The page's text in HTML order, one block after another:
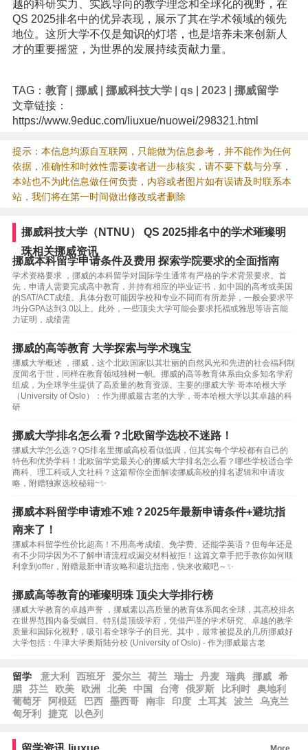
越的科研实力、实践导向的教学理念和全球化的视野，在
QS 2025排名中的优异表现，展示了其在学术领域的领先
地位。这所大学不仅是知识的灯塔，也是培养未来创新人
才的重要摇篮，为世界的发展持续贡献力量。
TAG： 教育| 挪威| 挪威科技大学| qs| 2023| 挪威留学
文章链接：
https://www.9educ.com/liuxue/nuowei/298321.html
提示：本信息均源自互联网，只能做为信息参考，并不能作为任何
依据，准确性和时效性需要读者进一步核实，请不要下载与分享，
本站也不为此信息做任何负责，内容或者图片如有误请及时联系本
站，我们将在第一时间做出修改或者删除
挪威科技大学（NTNU） QS 2025排名中的学术璀璨明
珠相关挪威资讯
挪威本科留学申请条件及费用 探索学院要求的全面指南
学术资格要求 ，挪威的本科留学对国际学生通常有严格的学术背景要求。首
先，申请人需要完成高中教育，并持有相应的毕业证书，如中国的高考或美国
的SAT/ACT成绩。具体分数可能因学校和专业不同而有所差异，一般会要求平
均分GPA达到3.0以上。此外，一些顶尖大学可能会要求托福或雅思等语言能
力证明，成绩需
挪威的高等教育 大学探索与学术瑰宝
挪威大学概述 ，挪威，这个北欧国家以其壮丽的自然风光和先进的社会福利制
度闻名于世，同样在教育领域独树一帜。挪威的高等教育体系由众多知名学府
组成，为全球学生提供了高质量的教育资源。主要的挪威大学 哥本哈根大学
（University of Oslo）：作为挪威最古老的大学，哥本哈根大学以其卓越的科
研
挪威大学排名怎么看？北欧留学选校不迷路！
挪威大学怎么选？QS排名里挪威高校看似低调，但其实每个学校都有自己的
特色和优势学科！北欧留学党最关心的挪威大学排名怎么看？哪些学校适合学
商科、理工科或人文社科？这篇帮你全面解读挪威高校的排名逻辑和申请攻
略，附赠独家选校秘籍~✨
挪威本科留学申请难不难？2025年最新申请条件+避坑指
南来了！
挪威本科留学性价比超高！不用高考成绩、免学费、还能学英语？但每年还是
有不少同学因为不了解申请流程或漏交材料被拒！这篇文章手把手教你如何顺
利拿到offer，附赠最新申请攻略和避坑指南，快来收藏吧～✨
挪威高等教育的璀璨明珠 顶尖大学排行榜
挪威大学教育的卓越声誉 ，挪威素以高质量的教育体系闻名全球，其高校排名
在世界范围内备受瞩目。特别是顶级学府，凭借严谨的学术研究、卓越的教学
质量和国际化视野，吸引着全球学子的目光。其中，最常被提及的几所挪威好
大学包括：牛津大学奥斯陆分校 (University of Oslo) - 作为挪威最古老
留学 意大利 西班牙 爱尔兰 荷兰 瑞士 丹麦 瑞典 挪威
希
腊
芬兰 欧美 欧洲 北美 中国 台湾 俄罗斯 比利时
奥地利
葡萄牙
阿根廷 巴西 墨西哥 南非 印度 土耳其 波兰
乌克兰
匈牙利
捷克 以色列